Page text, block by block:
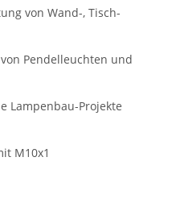
von Wand-, Tisch-
Pendelleuchten und
Lampenbau-Projekte
M10x1